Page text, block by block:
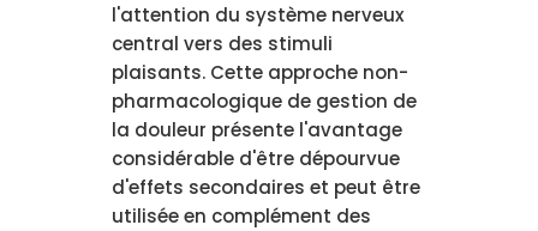
l'attention du système nerveux
central vers des stimuli
plaisants. Cette approche non-
pharmacologique de gestion de
la douleur présente l'avantage
considérable d'être dépourvue
d'effets secondaires et peut être
utilisée en complément des